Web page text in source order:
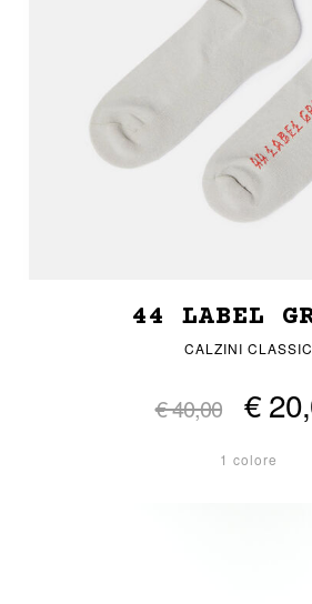
44 LABEL
CALZINI CLASSIC
€ 40,00 €
1 colore